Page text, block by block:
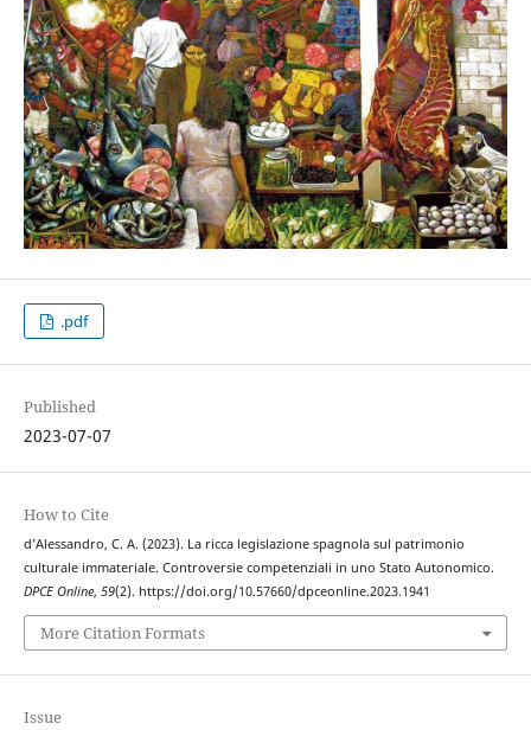
.pdf
Published
2023-07-07
How to Cite
d’Alessandro, C. A. (2023). La ricca legislazione spagnola sul patrimonio
culturale immateriale. Controversie competenziali in uno Stato Autonomico.
DPCE Online, 59(2). https://doi.org/10.57660/dpceonline.2023.1941
More Citation Formats
Issue